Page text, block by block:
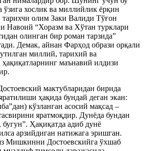
ўзига хослик ва миллийлик ёрқин
тарихчи олим Заки Валиди Тўғон
Навоий “Хоразм ва Хўтан турклари
олинган бир роман тарзида”
Демак, айнан Фарҳод образи орқали
миллий, тарихий ва
маънавий илдизи
мактубларидан бирида
ҳақида бундай деган экан:
кўзланган асосий мақсад –
яратмоқдир. Дунёда бундан
Ҳақиқатда адиб дунё
арзийдиган натижага эришган.
Мишкинни Достоевскийга ўхшаб